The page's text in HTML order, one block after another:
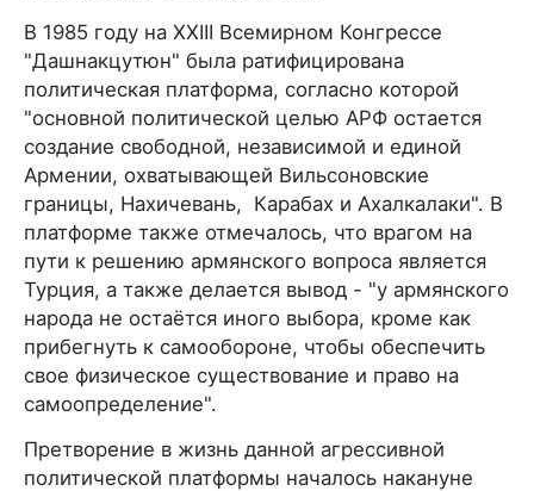
В 1985 году на XXIII Всемирном Конгрессе
"Дашнакцутюн" была ратифицирована
политическая платформа, согласно которой
"основной политической целью АРФ остается
создание свободной, независимой и единой
Армении, охватывающей Вильсоновские
границы, Нахичевань, Карабах и Ахалкалаки". В
платформе также отмечалось, что врагом на
пути к решению армянского вопроса является
Турция, а также делается вывод - "у армянского
народа не остаётся иного выбора, кроме как
прибегнуть к самообороне, чтобы обеспечить
свое физическое существование и право на
самоопределение".
Претворение в жизнь данной агрессивной
политической платформы началось накануне